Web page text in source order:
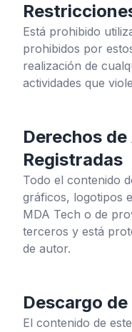
Está prohibido
prohibidos por
realización de
actividades que
Derechos
Registradas
Todo el contenido
gráficos, logotipos
MDA Tech o de
terceros y está
de autor.
Descargo
El contenido de